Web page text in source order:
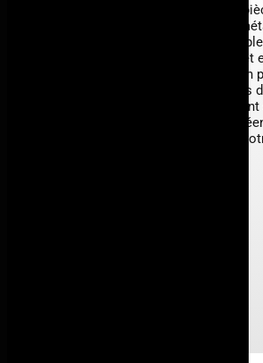
La verrière métallique est une véritable
architecturale, alliant la robustesse du
délicate du verre. Elle transcende la
, élégants et
caractère. Les verrières métalliques, bien
séparateurs d’espace, sont des créateurs
offrent une vue dégagée tout en
espaces. Les jeux de lumière qu’elles
dimension esthétique et chaleureuse à